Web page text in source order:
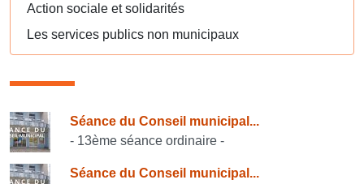
Action sociale et solidarités
Les services publics non municipaux
Consulter également
Séance du Conseil municipal...
- 13ème séance ordinaire -
Séance du Conseil municipal...